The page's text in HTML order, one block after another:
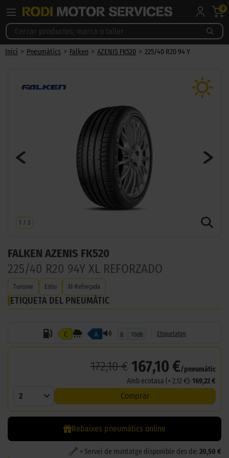
0
Inici > Pneumàtics > Falken > AZENIS FK520 > 225/40 R20 94 Y
1 / 3
FALKEN AZENIS FK520
225/40 R20 94Y XL REFORZADO
Turisme Estiu Xl-Reforçada
ETIQUETA DEL PNEUMÀTIC
C A B 70dB Etiquetatge
172,10 € 167,10 €/pneumàtic
Amb ecotasa (+ 2,12 €): 169,22 €
2 Comprar
Rebaixes pneumàtics online
+ Servei de muntatge disponible des de: 20,50 €